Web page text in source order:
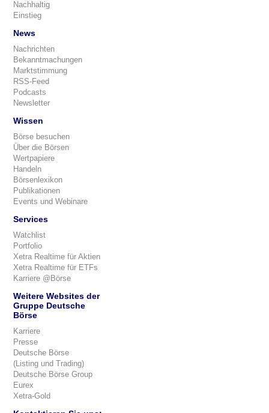
Nachhaltig
Einstieg
News
Nachrichten
Bekanntmachungen
Marktstimmung
RSS-Feed
Podcasts
Newsletter
Wissen
Börse besuchen
Über die Börsen
Wertpapiere
Handeln
Börsenlexikon
Publikationen
Events und Webinare
Services
Watchlist
Portfolio
Xetra Realtime für Aktien
Xetra Realtime für ETFs
Karriere @Börse
Weitere Websites der
Gruppe Deutsche
Börse
Karriere
Presse
Deutsche Börse
(Listing und Trading)
Deutsche Börse Group
Eurex
Xetra-Gold